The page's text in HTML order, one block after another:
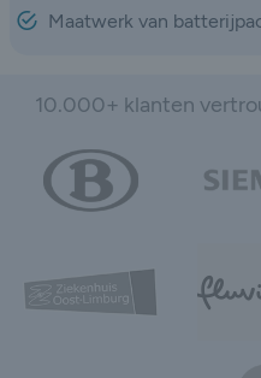
Maatwerk van
10.000+ klanten